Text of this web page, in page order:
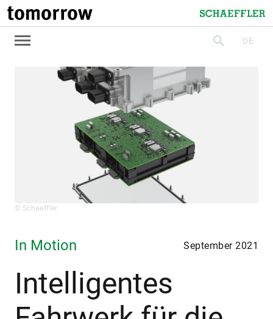
tomorrow
Schaeffler
suchenDE
© Schaeffler
In Motion September 2021
Intelligentes